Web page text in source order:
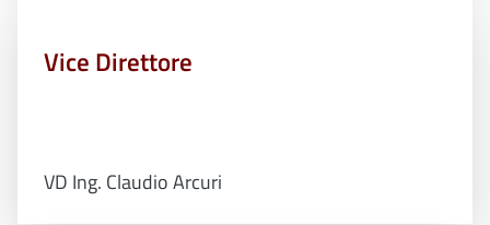
Vice Direttore
VD Ing. Claudio Arcuri